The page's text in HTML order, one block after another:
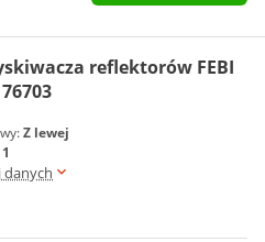
reflektorów FEBI
Z lewej
danych